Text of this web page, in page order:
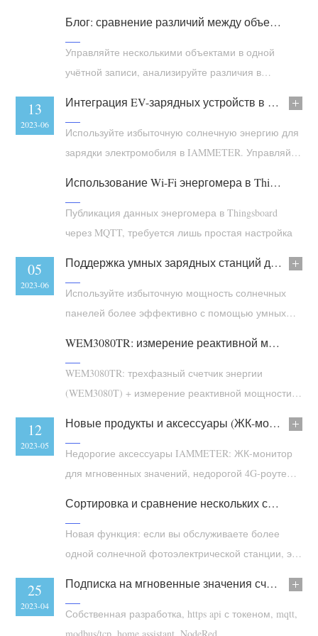
WiFi-контроллер мощности
IAMMETER Cloud Pro
Зарядное устройство EV
Симулятор IAMMETER
энергии
Монитор энергии солнечной PV-системы
Монитор потребления электроэнергии
Домашняя автоматизация
Мониторинг энергии на предприятии
Магазин
Ресурсы
Быстрый старт продукта
Документация
Обучающее видео
FAQ
Новости
Блог
Сообщество
Программа участников
Центр участников
Мероприятия IAMMETER
Форум
App Store
Обзор сайта
PV-рейтинг
Решения
Контакты
О нас
Блог: сравнение различий между объектами или счётчиками энергии
Управляйте несколькими объектами в одной
учётной записи, анализируйте различия в
киловатт-часах (кВт·ч) каждого счётчика энергии
05
2023-07
Интеграция EV-зарядных устройств в IAMMETER уже на подходе.
Используйте избыточную солнечную энергию для
зарядки электромобиля в IAMMETER. Управляйте
13
2023-06
Использование Wi-Fi энергомера в Thingsboard
Публикация данных энергомера в Thingsboard
через MQTT, требуется лишь простая настройка
12
2023-06
Поддержка умных зарядных станций для электромобилей
Используйте избыточную мощность солнечных
панелей более эффективно с помощью умных
05
2023-06
WEM3080TR: измерение реактивной мощности и kvarh трехфазной системы
WEM3080TR: трехфазный счетчик энергии
(WEM3080T) + измерение реактивной мощности,
26
2023-05
Новые продукты и аксессуары (ЖК-монитор, 4G-роутер и т. д.)
Недорогие аксессуары IAMMETER: ЖК-монитор
для мгновенных значений, недорогой 4G-роутер,
12
2023-05
Сортировка и сравнение нескольких солнечных фотоэлектрических станций в анализе солнечной энергии
Новая функция: если вы обслуживаете более
одной солнечной фотоэлектрической станции, эта
потенциальные проблемы.
03
2023-05
Подписка на мгновенные значения счетчика электроэнергии
Собственная разработка, https api с токеном, mqtt,
25
2023-04